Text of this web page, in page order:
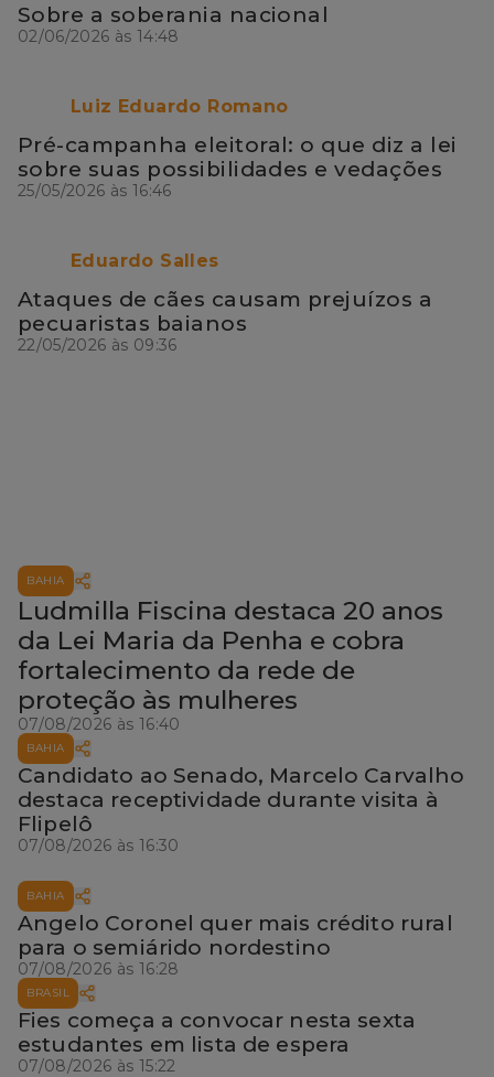
Sobre a soberania nacional
02/06/2026 às 14:48
Luiz Eduardo Romano
Pré-campanha eleitoral: o que diz a lei
sobre suas possibilidades e vedações
25/05/2026 às 16:46
Eduardo Salles
Ataques de cães causam prejuízos a
pecuaristas baianos
22/05/2026 às 09:36
BAHIA
Ludmilla Fiscina destaca 20 anos
da Lei Maria da Penha e cobra
fortalecimento da rede de
proteção às mulheres
07/08/2026 às 16:40
BAHIA
Candidato ao Senado, Marcelo Carvalho
destaca receptividade durante visita à
Flipelô
07/08/2026 às 16:30
BAHIA
Angelo Coronel quer mais crédito rural
para o semiárido nordestino
07/08/2026 às 16:28
BRASIL
Fies começa a convocar nesta sexta
estudantes em lista de espera
07/08/2026 às 15:22